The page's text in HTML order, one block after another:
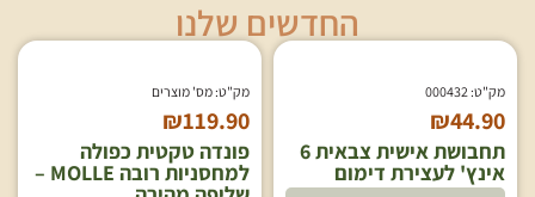
החדשים שלנו
מק"ט: 000432
₪44.90
תחבושת אישית צבאית 6
אינץ' לעצירת דימום
מק"ט: מס' מוצרים
₪119.90
פונדה טקטית כפולה
למחסניות רובה MOLLE –